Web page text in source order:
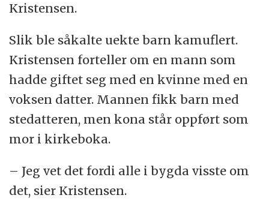
Kristensen.
Slik ble såkalte uekte barn kamuflert.
Kristensen forteller om en mann som
hadde giftet seg med en kvinne med en
voksen datter. Mannen fikk barn med
stedatteren, men kona står oppført som
mor i kirkeboka.
– Jeg vet det fordi alle i bygda visste om
det, sier Kristensen.